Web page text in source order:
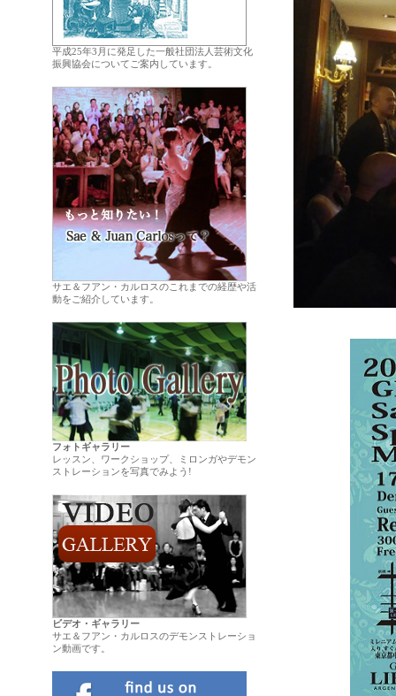
平成25年3月に発足した一般社団法人芸術文化
振興協会についてご案内しています。
サエ＆フアン・カルロスのこれまでの経歴や活
動をご紹介しています。
フォトギャラリー
レッスン、ワークショップ、ミロンガやデモン
ストレーションを写真でみよう!
ビデオ・ギャラリー
サエ＆フアン・カルロスのデモンストレーショ
ン動画です。